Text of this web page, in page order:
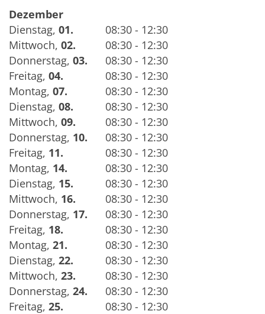
Dezember
Dienstag, 01.
08:30 - 12:30
Mittwoch, 02.
08:30 - 12:30
Donnerstag, 03.
08:30 - 12:30
Freitag, 04.
08:30 - 12:30
Montag, 07.
08:30 - 12:30
Dienstag, 08.
08:30 - 12:30
Mittwoch, 09.
08:30 - 12:30
Donnerstag, 10.
08:30 - 12:30
Freitag, 11.
08:30 - 12:30
Montag, 14.
08:30 - 12:30
Dienstag, 15.
08:30 - 12:30
Mittwoch, 16.
08:30 - 12:30
Donnerstag, 17.
08:30 - 12:30
Freitag, 18.
08:30 - 12:30
Montag, 21.
08:30 - 12:30
Dienstag, 22.
08:30 - 12:30
Mittwoch, 23.
08:30 - 12:30
Donnerstag, 24.
08:30 - 12:30
Freitag, 25.
08:30 - 12:30